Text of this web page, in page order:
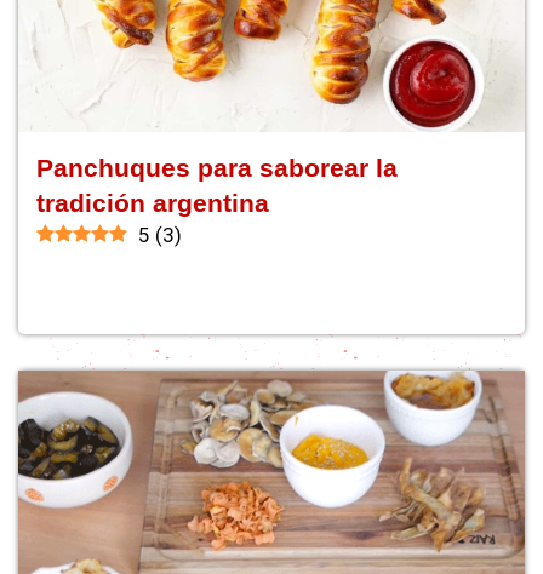
Panchuques para saborear la
tradición argentina
5 (3)